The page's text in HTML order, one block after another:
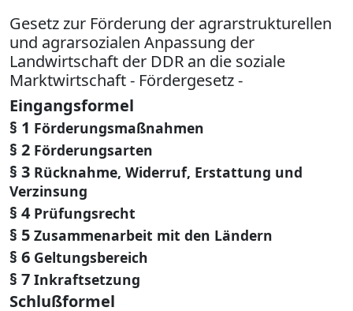
Gesetz zur Förderung der agrarstrukturellen
und agrarsozialen Anpassung der
Landwirtschaft der DDR an die soziale
Marktwirtschaft - Fördergesetz -
Eingangsformel
§ 1 Förderungsmaßnahmen
§ 2 Förderungsarten
§ 3 Rücknahme, Widerruf, Erstattung und
Verzinsung
§ 4 Prüfungsrecht
§ 5 Zusammenarbeit mit den Ländern
§ 6 Geltungsbereich
§ 7 Inkraftsetzung
Schlußformel